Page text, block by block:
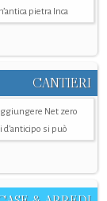
pietra Inca
CANTIERI
Net zero
d'anticipo si può